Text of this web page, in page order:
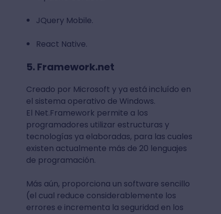
JQuery Mobile.
React Native.
5. Framework.net
Creado por Microsoft y ya está incluído en
el sistema operativo de Windows.
El Net.Framework permite a los
programadores utilizar estructuras y
tecnologías ya elaboradas, para las cuales
existen actualmente más de 20 lenguajes
de programación.
Más aún, proporciona un software sencillo
(el cual reduce considerablemente los
errores e incrementa la seguridad en los